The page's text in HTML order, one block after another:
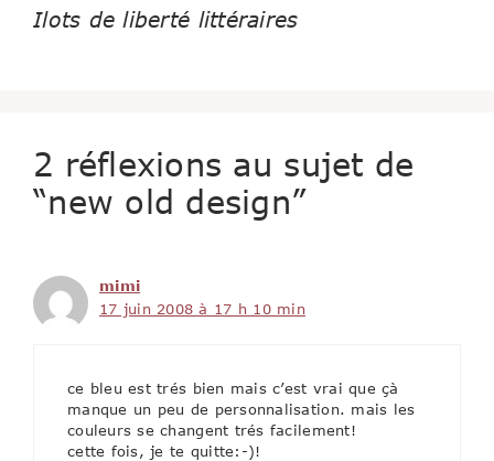
Ilots de liberté littéraires
2 réflexions au sujet de
“new old design”
mimi
17 juin 2008 à 17 h 10 min
ce bleu est trés bien mais c’est vrai que çà
manque un peu de personnalisation. mais les
couleurs se changent trés facilement!
cette fois, je te quitte:-)!